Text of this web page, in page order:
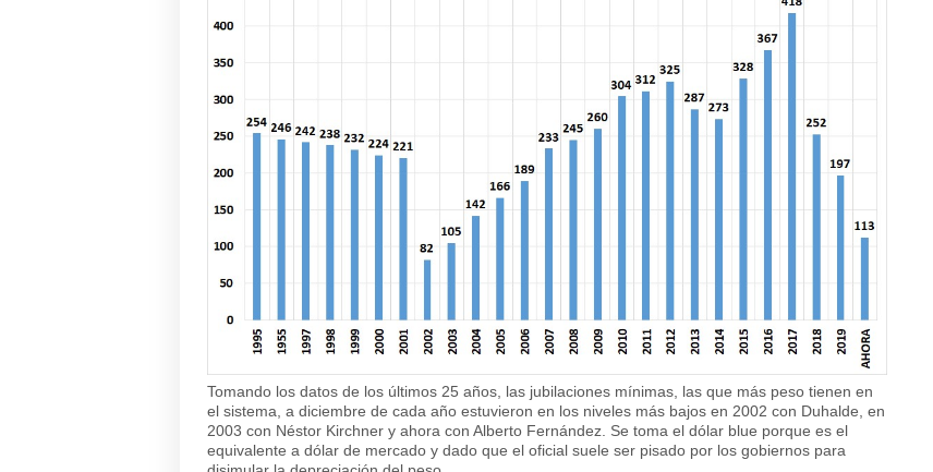
Tomando los datos de los últimos 25 años, las jubilaciones mínimas, las que más peso tienen en
el sistema, a diciembre de cada año estuvieron en los niveles más bajos en 2002 con Duhalde, en
2003 con Néstor Kirchner y ahora con Alberto Fernández. Se toma el dólar blue porque es el
equivalente a dólar de mercado y dado que el oficial suele ser pisado por los gobiernos para